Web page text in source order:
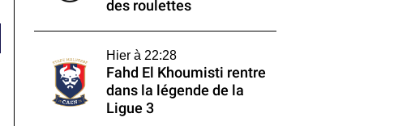
des roulettes
Hier à 22:28
Fahd El Khoumisti rentre
dans la légende de la
Ligue 3